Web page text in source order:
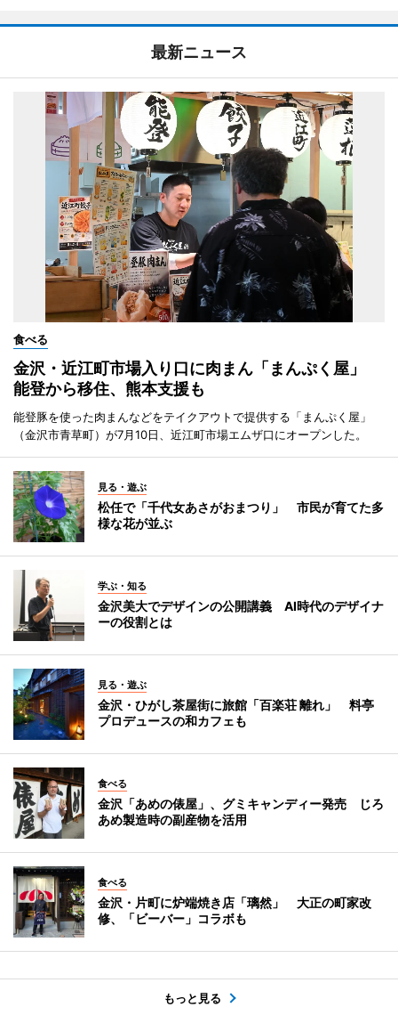
最新ニュース
食べる
金沢・近江町市場入り口に肉まん「まんぷく屋」
能登から移住、熊本支援も
能登豚を使った肉まんなどをテイクアウトで提供する「まんぷく屋」
（金沢市青草町）が7月10日、近江町市場エムザ口にオープンした。
見る・遊ぶ
松任で「千代女あさがおまつり」 市民が育てた多
様な花が並ぶ
学ぶ・知る
金沢美大でデザインの公開講義 AI時代のデザイナ
ーの役割とは
見る・遊ぶ
金沢・ひがし茶屋街に旅館「百楽荘 離れ」 料亭
プロデュースの和カフェも
食べる
金沢「あめの俵屋」、グミキャンディー発売 じろ
あめ製造時の副産物を活用
食べる
金沢・片町に炉端焼き店「璃然」 大正の町家改
修、「ビーバー」コラボも
もっと見る